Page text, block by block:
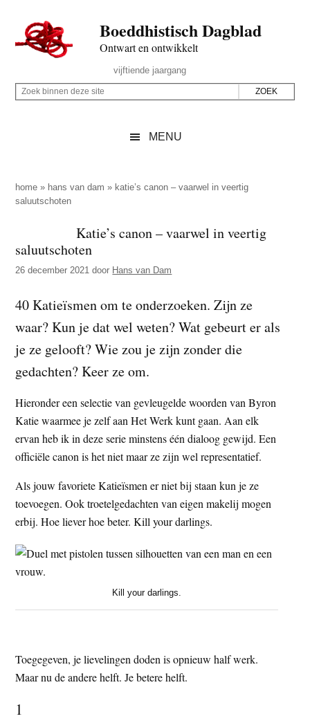
naar
de
inhoud
secondary
naar
de
sidebar
naar
de
Boeddhistisch Dagblad
Ontwart en ontwikkelt
Rechts
vijftiende jaargang
Z
p
d
z
e
i
t
e
Z
i
n
n
d
z
e
s
i
t
e
MENU
home » hans van dam » katie’s canon – vaarwel in veertig
saluutschoten
Katie’s canon – vaarwel in veertig
saluutschoten
26 december 2021 door Hans van Dam
40 Katieïsmen om te onderzoeken. Zijn ze
waar? Kun je dat wel weten? Wat gebeurt er als
je ze gelooft? Wie zou je zijn zonder die
gedachten? Keer ze om.
Hieronder een selectie van gevleugelde woorden van Byron
Katie waarmee je zelf aan Het Werk kunt gaan. Aan elk
ervan heb ik in deze serie minstens één dialoog gewijd. Een
officiële canon is het niet maar ze zijn wel representatief.
Als jouw favoriete Katieïsmen er niet bij staan kun je ze
toevoegen. Ook troetelgedachten van eigen makelij mogen
erbij. Hoe liever hoe beter. Kill your darlings.
Kill your darlings.
Toegegeven, je lievelingen doden is opnieuw half werk.
Maar nu de andere helft. Je betere helft.
1